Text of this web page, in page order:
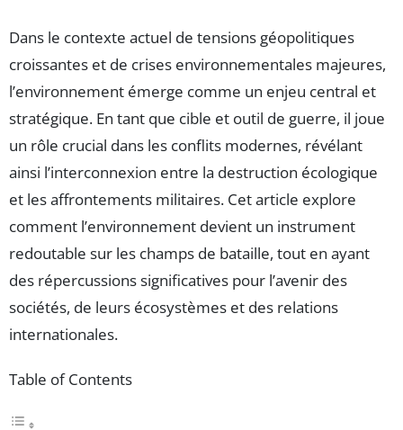
Dans le contexte actuel de tensions géopolitiques
croissantes et de crises environnementales majeures,
l’environnement émerge comme un enjeu central et
stratégique. En tant que cible et outil de guerre, il joue
un rôle crucial dans les conflits modernes, révélant
ainsi l’interconnexion entre la destruction écologique
et les affrontements militaires. Cet article explore
comment l’environnement devient un instrument
redoutable sur les champs de bataille, tout en ayant
des répercussions significatives pour l’avenir des
sociétés, de leurs écosystèmes et des relations
internationales.
Table of Contents